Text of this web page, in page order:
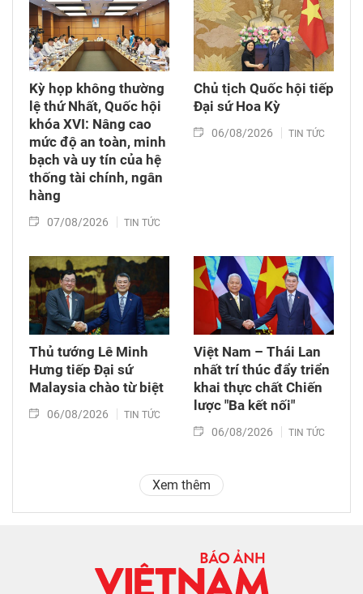
Kỳ họp không thường
lệ thứ Nhất, Quốc hội
khóa XVI: Nâng cao
mức độ an toàn, minh
bạch và uy tín của hệ
thống tài chính, ngân
hàng
07/08/2026 TIN TỨC
Chủ tịch Quốc hội tiếp
Đại sứ Hoa Kỳ
06/08/2026 TIN TỨC
Thủ tướng Lê Minh
Hưng tiếp Đại sứ
Malaysia chào từ biệt
06/08/2026 TIN TỨC
Việt Nam – Thái Lan
nhất trí thúc đẩy triển
khai thực chất Chiến
lược "Ba kết nối"
06/08/2026 TIN TỨC
Xem thêm